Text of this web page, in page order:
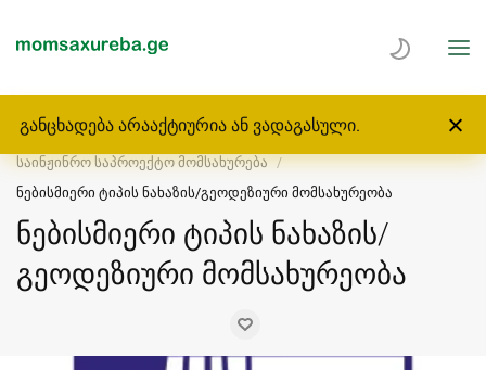
განცხადება არააქტიურია ან ვადაგასული.
მთავარი
მომსახურება
საინჟინრო საპროექტო მომსახურება
ნებისმიერი ტიპის ნახაზის/გეოდეზიური მომსახურეობა
ნებისმიერი ტიპის ნახაზის/
გეოდეზიური მომსახურეობა